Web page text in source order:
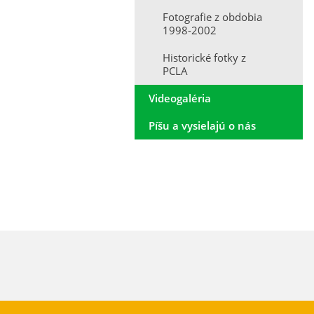
Fotografie z obdobia
1998-2002
Historické fotky z
PCLA
Videogaléria
Píšu a vysielajú o nás